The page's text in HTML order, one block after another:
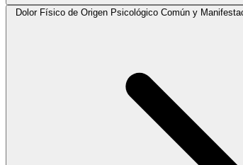
Dolor Físico de Origen Psicológico Común y